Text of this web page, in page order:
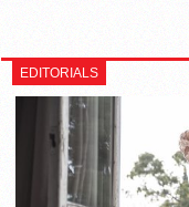
EDITORIALS